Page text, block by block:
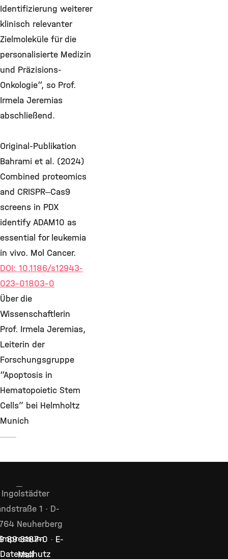
Identifizierung weiterer
klinisch relevanter
Zielmoleküle für die
personalisierte Medizin
und Präzisions-
Onkologie“, so Prof.
Irmela Jeremias
abschließend.
Original-Publikation
Bahrami et al. (2024)
Combined proteomics
and CRISPR‒Cas9
screens in PDX
identify ADAM10 as
essential for leukemia
in vivo. Mol Cancer.
DOI: 10.1186/s12943-
023-01803-0
Über die
Wissenschaftlerin
Prof. Irmela Jeremias,
Leiterin der
Forschungsgruppe
“Apoptosis in
Hematopoietic Stem
Cells” bei Helmholtz
Munich
Ingolstädter
1 · D-
Neuherberg